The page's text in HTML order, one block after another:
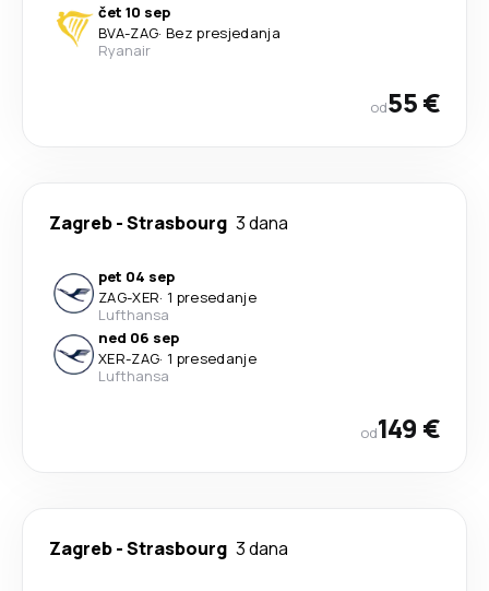
čet 10 sep
BVA-ZAG· Bez presjedanja
Ryanair
od55 €
Zagreb-Strasbourg 3 dana
pet 04 sep
ZAG-XER· 1 presedanje
Lufthansa
ned 06 sep
XER-ZAG· 1 presedanje
Lufthansa
od149 €
Zagreb-Strasbourg 3 dana